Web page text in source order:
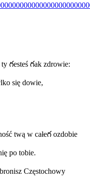
గesteś గak zdrowie:
się dowie,
twą w całeగ ozdobie
po tobie.
Częstochowy